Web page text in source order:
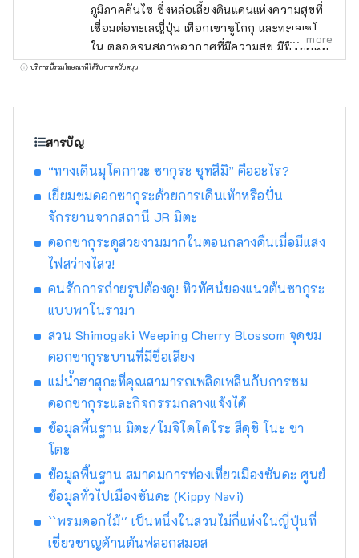
ภูมิภาคคันไซ ซึ่งหล่อเลี้ยงดินแดนแห่งความสุขที่
เชื่อมต่อทะเลญี่ปุ่น เทือกเขาชูโกกุ และทะเลเซโตะ
ใน ตลอดจนสภาพอากาศที่มีความสุข มีทิวทัศน์ที่
งดงามมากมายที่จะดึงดูดสายตาของคุณ เช่น
ชั้นนำของญี่ปุ่น และข้าวสาเก ``เฮียวโงะ ยามา
ดะ นิชิกิ'' คืออัญมณีที่จะทำให้คุณประหลาดใจ
อาริมะออนเซ็นเป็นบ่อน้ำพุร้อนที่มีชื่อเสียง และคิ
โนซากิออนเซ็นก็ปรากฏอยู่ในวรรณกรรม
มากมาย โอบล้อมด้วยธรรมชาติ ให้คุณได้ผ่อน
คลายร่างกายและจิตใจ คุณสามารถพบกับเสียง
ที่น่าจดจำ เช่น เสียงฟ้าร้องของน้ำวนนารูโตะบน
เกาะอาวาจิ และเสียงแบบไดนามิกของเทศกาล
สวนสมุนไพรและสวนพฤกษศาสตร์ในจังหวัด
คุณจะได้รับการเยียวยาด้วยกลิ่นสมุนไพรและ
ดอกไม้ที่อ่อนโยนและน่ารื่นรมย์ตลอดสี่ฤดูกาล
เพลิดเพลินไปกับการเดินทางครั้งใหม่ในเฮียวโงะที่
กระตุ้นสัมผัสทั้งห้าของการมองเห็น การรับรส
การสัมผัส การได้ยิน และการดมกลิ่น
more
บริการนี้รวมโฆษณาที่ได้รับการสนับสนุน
สารบัญ
“ทางเดินมุโคกาวะ ซากุระ ซุทสึมิ” คืออะไร?
เยี่ยมชมดอกซากุระด้วยการเดินเท้าหรือปั่น
จักรยานจากสถานี JR มิตะ
ดอกซากุระดูสวยงามมากในตอนกลางคืนเมื่อมีแสง
ไฟสว่างไสว!
คนรักการถ่ายรูปต้องดู! ทิวทัศน์ของแนวต้นซากุระ
แบบพาโนรามา
สวน Shimogaki Weeping Cherry Blossom จุดชม
ดอกซากุระบานที่มีชื่อเสียง
แม่น้ำฮาสุกะที่คุณสามารถเพลิดเพลินกับการชม
ดอกซากุระและกิจกรรมกลางแจ้งได้
ข้อมูลพื้นฐาน มิตะ/โมจิโดโคโระ สึคุชิ โนะ ซา
โตะ
ข้อมูลพื้นฐาน สมาคมการท่องเที่ยวเมืองซันดะ ศูนย์
ข้อมูลทั่วไปเมืองซันดะ (Kippy Navi)
``พรมดอกไม้'' เป็นหนึ่งในสวนไม่กี่แห่งในญี่ปุ่นที่
เชี่ยวชาญด้านต้นฟลอกสมอส